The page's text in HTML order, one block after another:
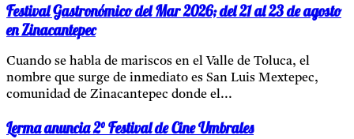
Festival Gastronómico del Mar 2026; del 21 al 23 de agosto
en Zinacantepec
Cuando se habla de mariscos en el Valle de Toluca, el
nombre que surge de inmediato es San Luis Mextepec,
comunidad de Zinacantepec donde el...
Lerma anuncia 2° Festival de Cine Umbrales